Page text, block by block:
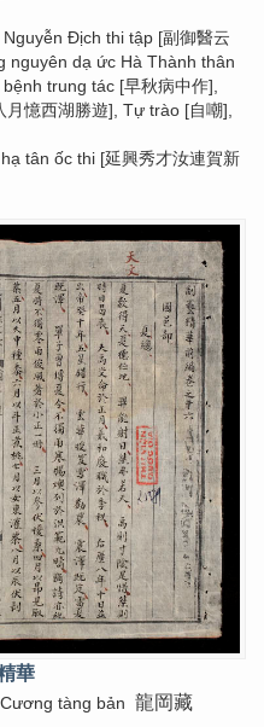
Địch thi tập [副御醫云
nguyên dạ ức Hà Thành thân
trung tác [早秋病中作],
憶西湖勝遊], Tự trào [自嘲],
tân ốc thi [延興秀才汝連賀新
華
tàng bản 龍岡藏